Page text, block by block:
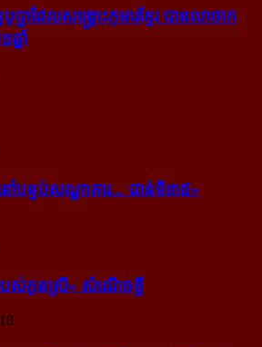
ប្ផា​ដែល​សង្គ្រោះ​កុមារ​ខ្មែរ​ បាន​លាចាក​
នាំ
នៅបន្ទប់សណ្ឋាគារ... ជាន់ទី៣៥»
បស់​កូនស្រី» សំណើចខ្លី